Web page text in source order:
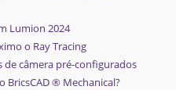
Lumion 2024
o Ray Tracing
câmera pré-configurados
BricsCAD ® Mechanical?